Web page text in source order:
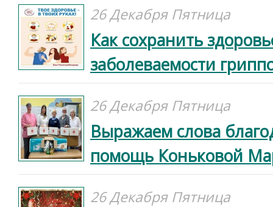
26 Декабря Пятница
Как сохранить
заболеваемости
26 Декабря Пятница
Выражаем слова
помощь Коньковой
26 Декабря Пятница